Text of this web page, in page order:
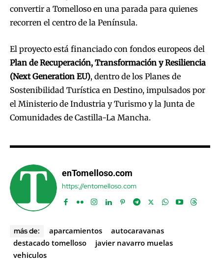
convertir a Tomelloso en una parada para quienes
recorren el centro de la Península.
El proyecto está financiado con fondos europeos del
Plan de Recuperación, Transformación y Resiliencia
(Next Generation EU), dentro de los Planes de
Sostenibilidad Turística en Destino, impulsados por
el Ministerio de Industria y Turismo y la Junta de
Comunidades de Castilla-La Mancha.
enTomelloso.com
https://entomelloso.com
más de: aparcamientos
autocaravanas
destacado tomelloso
javier navarro muelas
vehiculos